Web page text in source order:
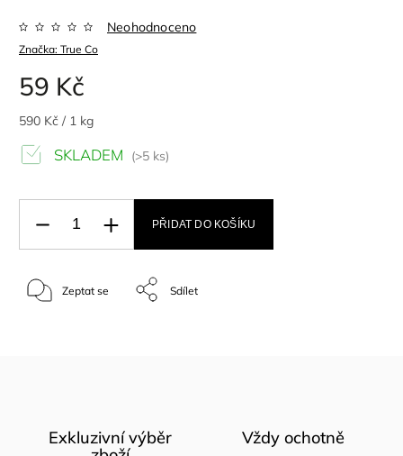
Značka: True Co
Neohodnoceno
59 Kč
590 Kč / 1 kg
SKLADEM (>5 ks)
PŘIDAT DO KOŠÍKU
Zeptat se Sdílet
Exkluzivní výběr
Vždy ochotně